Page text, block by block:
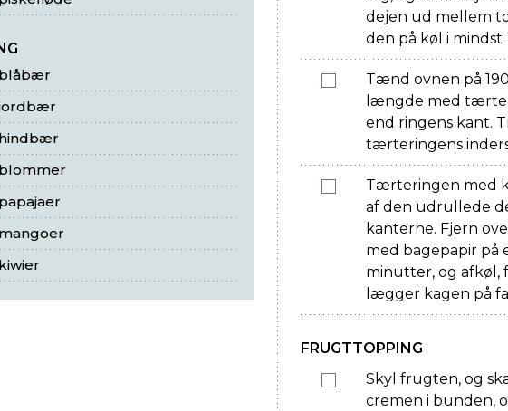
blåbær
hindbær
blommer
papajaer
mangoer
kiwier
dejen ud mellem
den på køl i mindst
Tænd ovnen på
længde med
end ringens kant.
tærteringens
Tærteringen med
af den udrullede
kanterne. Fjern
med bagepapir på
minutter, og
lægger kagen på
FRUGTTOPPING
Skyl frugten, og
cremen i bunden,